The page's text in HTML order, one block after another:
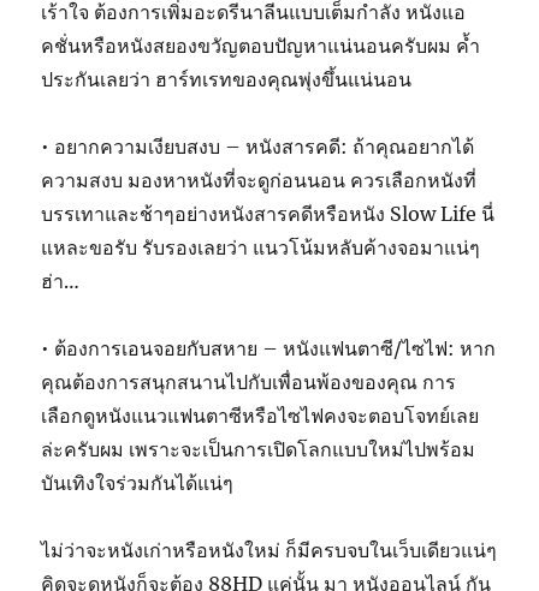
เร้าใจ ต้องการเพิ่มอะดรีนาลีนแบบเต็มกำลัง หนังแอ
คชั่นหรือหนังสยองขวัญตอบปัญหาแน่นอนครับผม ค้ำ
ประกันเลยว่า ฮาร์ทเรทของคุณพุ่งขึ้นแน่นอน
• อยากความเงียบสงบ – หนังสารคดี: ถ้าคุณอยากได้
ความสงบ มองหาหนังที่จะดูก่อนนอน ควรเลือกหนังที่
บรรเทาและช้าๆอย่างหนังสารคดีหรือหนัง Slow Life นี่
แหละขอรับ รับรองเลยว่า แนวโน้มหลับค้างจอมาแน่ๆ
ฮ่า…
• ต้องการเอนจอยกับสหาย – หนังแฟนตาซี/ไซไฟ: หาก
คุณต้องการสนุกสนานไปกับเพื่อนพ้องของคุณ การ
เลือกดูหนังแนวแฟนตาซีหรือไซไฟคงจะตอบโจทย์เลย
ล่ะครับผม เพราะจะเป็นการเปิดโลกแบบใหม่ไปพร้อม
บันเทิงใจร่วมกันได้แน่ๆ
ไม่ว่าจะหนังเก่าหรือหนังใหม่ ก็มีครบจบในเว็บเดียวแน่ๆ
คิดจะดูหนังก็จะต้อง 88HD แค่นั้น มา หนังออนไลน์ กัน